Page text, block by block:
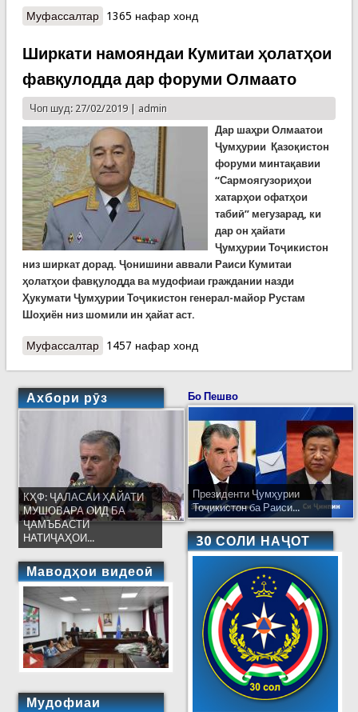
Муфассалтаро Давраҳои омӯзишии корҳои зиддижола дар
1365 нафар хонд
Ширкати намояндаи Кумитаи ҳолатҳои
фавқулодда дар форуми Олмаато
Чоп шуд: 27/02/2019 | admin
Дар шаҳри Олмаатои
Ҷумҳурии Қазоқистон
форуми минтақавии
“Сармоягузориҳои
хатарҳои офатҳои
табиӣ” мегузарад, ки
дар он ҳайати
Ҷумҳурии Тоҷикистон
низ ширкат дорад. Ҷонишини аввали Раиси Кумитаи
ҳолатҳои фавқулодда ва мудофиаи граждании назди
Ҳукумати Ҷумҳурии Тоҷикистон генерал-майор Рустам
Шоҳиён низ шомили ин ҳайат аст.
Муфассалтаро Ширкати намояндаи Кумитаи ҳолатҳои
1457 нафар хонд
Ахбори рӯз
КҲФ: ҶАЛАСАИ ҲАЙАТИ
МУШОВАРА ОИД БА
ҶАМЪБАСТИ
НАТИҶАҲОИ...
Маводҳои видеоӣ
Мудофиаи
Бо Пешво
Президенти Ҷумҳурии
Тоҷикистон ба Раиси...
30 СОЛИ НАҶОТ